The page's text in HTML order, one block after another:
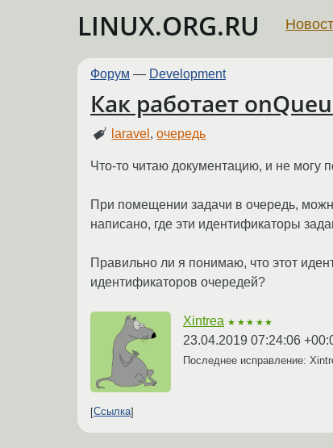
LINUX.ORG.RU
Форум — Development
Как работает
laravel ,очередь
Что-то читаю документацию, и не могу
При помещении задачи в очередь,
написано, где эти идентификаторы
Правильно ли я понимаю, что этот
идентификаторов очередей?
Xintrea ★★★★★
23.04.2019 07:24:06
Последнее исправление:
Ссылка